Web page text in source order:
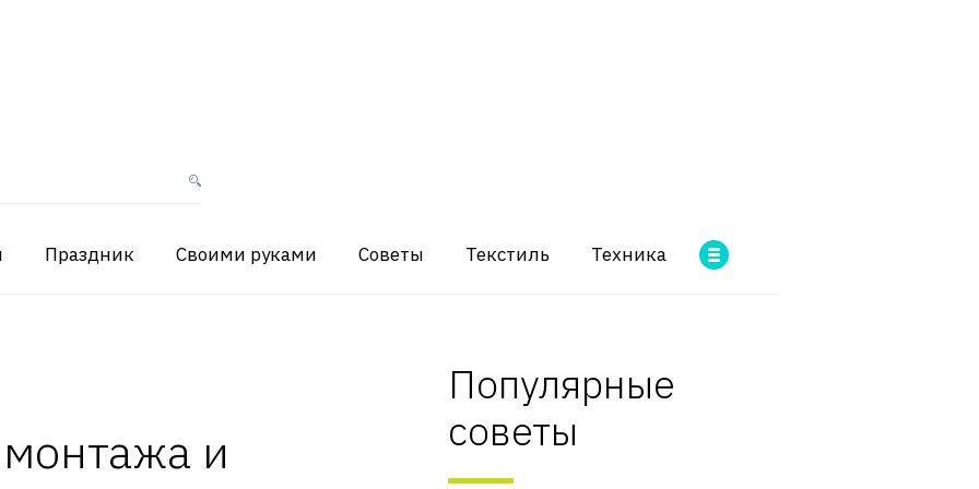
Праздник Своими руками Советы Текстиль Техника
и
Популярные
советы